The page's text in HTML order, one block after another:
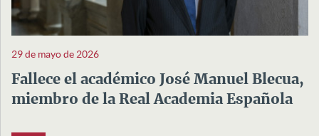
29 de mayo de 2026
Fallece el académico José Manuel Blecua,
miembro de la Real Academia Española